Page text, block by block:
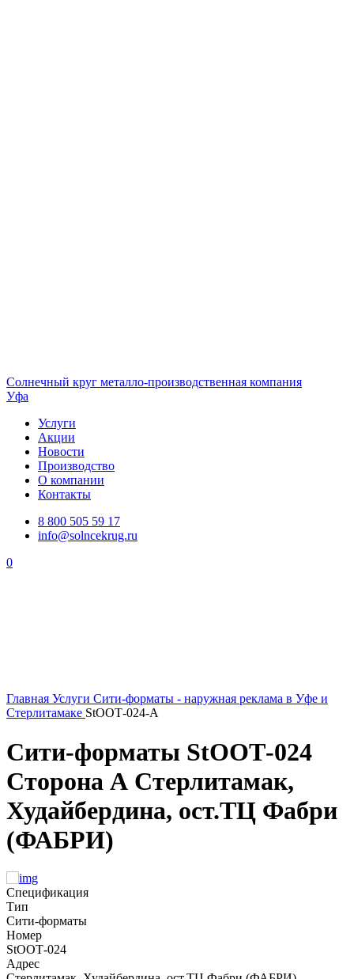
Солнечный круг металло-производственная компания
Уфа
Услуги
Акции
Новости
Производство
О компании
Контакты
8 800 505 59 17
info@solncekrug.ru
0
Главная Услуги Сити-форматы - наружная реклама в Уфе и
Стерлитамаке StООТ-024-А
Сити-форматы StООТ-024
Сторона А Стерлитамак,
Худайбердина, ост.ТЦ Фабри
(ФАБРИ)
Спецификация
Тип
Сити-форматы
Номер
StООТ-024
Адрес